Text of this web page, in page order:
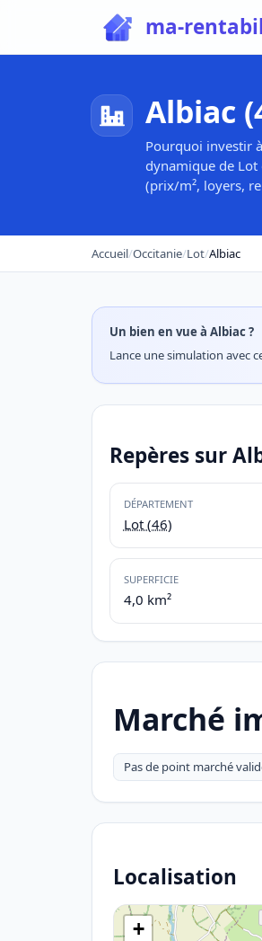
ma-
Albiac
Pourquoi investir
dynamique de
(prix/m², loyers,
Accueil/Occitanie/Lot/Albiac
Un bien en vue à Albiac ?
Lance une simulation avec
Repères sur
DÉPARTEMENT
Lot (46)
SUPERFICIE
4,0 km²
Marché
Pas de point marché
Localisation
+